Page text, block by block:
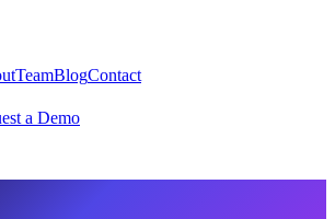
TeamBlogContact
a Demo